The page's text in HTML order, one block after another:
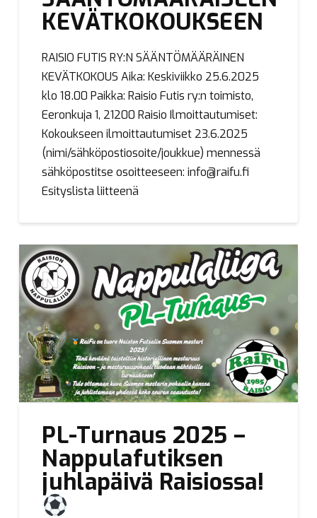
KEVÄTKOKOUKSEEN
RAISIO FUTIS RY:N SÄÄNTÖMÄÄRÄINEN
KEVÄTKOKOUS Aika: Keskiviikko 25.6.2025
klo 18.00 Paikka: Raisio Futis ry:n toimisto,
Eeronkuja 1, 21200 Raisio Ilmoittautumiset:
Kokoukseen ilmoittautumiset 23.6.2025
(nimi/sähköpostiosoite/joukkue) mennessä
sähköpostitse osoitteeseen: info@raifu.fi
Esityslista liitteenä
PL-Turnaus 2025 –
Nappulafutiksen
juhlapäivä Raisiossa!